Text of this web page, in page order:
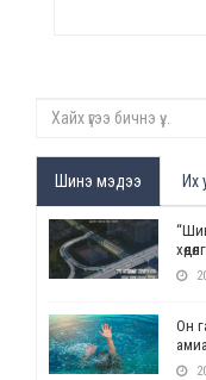
Шинэ мэдээ Их
Он